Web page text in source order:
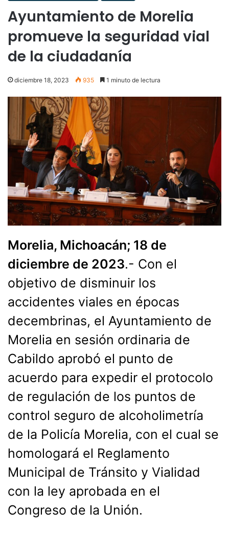
Ayuntamiento de Morelia
promueve la seguridad vial
de la ciudadanía
diciembre 18, 2023 935 1 minuto de lectura
Morelia, Michoacán; 18 de
diciembre de 2023.- Con el
objetivo de disminuir los
accidentes viales en épocas
decembrinas, el Ayuntamiento de
Morelia en sesión ordinaria de
Cabildo aprobó el punto de
acuerdo para expedir el protocolo
de regulación de los puntos de
control seguro de alcoholimetría
de la Policía Morelia, con el cual se
homologará el Reglamento
Municipal de Tránsito y Vialidad
con la ley aprobada en el
Congreso de la Unión.